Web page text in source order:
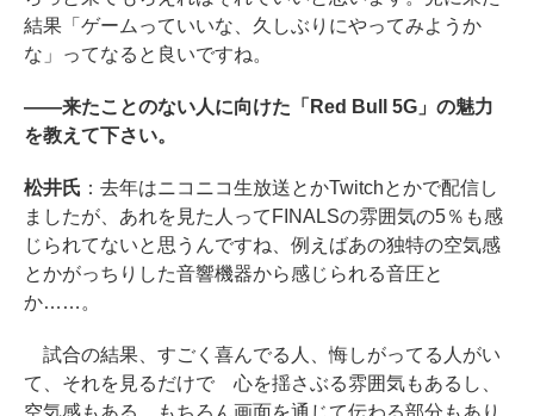
結果「ゲームっていいな、久しぶりにやってみようか
な」ってなると良いですね。
――来たことのない人に向けた「Red Bull 5G」の魅力
を教えて下さい。
松井氏 ：去年はニコニコ生放送とかTwitchとかで配信し
ましたが、あれを見た人ってFINALSの雰囲気の5％も感
じられてないと思うんですね、例えばあの独特の空気感
とかがっちりした音響機器から感じられる音圧と
か……。
試合の結果、すごく喜んでる人、悔しがってる人がい
て、それを見るだけで 心を揺さぶる雰囲気もあるし、
空気感もある。もちろん画面を通じて伝わる部分もあり